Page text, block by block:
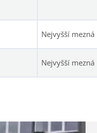
Nejvyšší
Nejvyšší